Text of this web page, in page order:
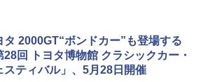
タ 2000GT“ボンドカー”も登場する
28回 トヨタ博物館 クラシックカー・
スティバル」、5月28日開催